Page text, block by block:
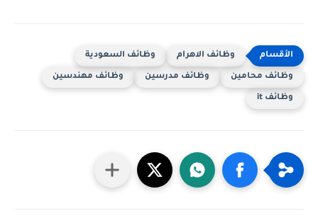
وظائف الاهرام وظائف السعودية
وظائف محامين وظائف مدرسين وظائف مهندسين
وظائف it